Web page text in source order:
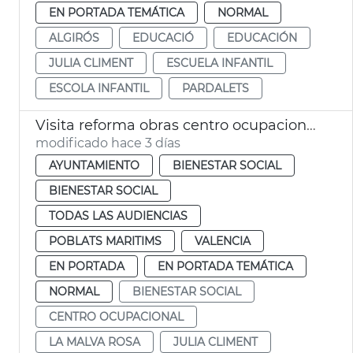
EN PORTADA TEMÁTICA
NORMAL
ALGIRÓS
EDUCACIÓ
EDUCACIÓN
JULIA CLIMENT
ESCUELA INFANTIL
ESCOLA INFANTIL
PARDALETS
Visita reforma obras centro ocupacional Isabel de Villena
modificado hace 3 días
AYUNTAMIENTO
BIENESTAR SOCIAL
BIENESTAR SOCIAL
TODAS LAS AUDIENCIAS
POBLATS MARITIMS
VALENCIA
EN PORTADA
EN PORTADA TEMÁTICA
NORMAL
BIENESTAR SOCIAL
CENTRO OCUPACIONAL
LA MALVA ROSA
JULIA CLIMENT